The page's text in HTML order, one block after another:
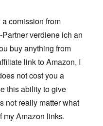
comission from
verdiene ich an
buy anything from
link to Amazon, I
not cost you a
this ability to give
not really matter what
my Amazon links.